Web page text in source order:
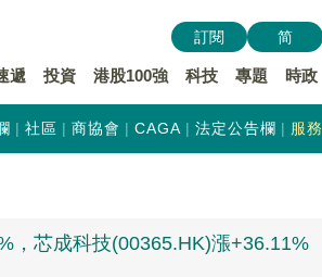
遞 投資 港股100強 科技 專題 時政
訂閱 简
社區 商協會 CAGA 法定公告欄 服務
，芯成科技(00365.HK)漲+36.11%